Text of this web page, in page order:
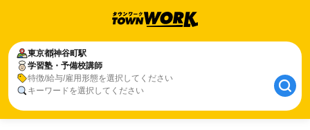
東京都神谷町駅
学習塾・予備校講師
特徴/給与/雇用形態を選択してください
キーワードを選択してください